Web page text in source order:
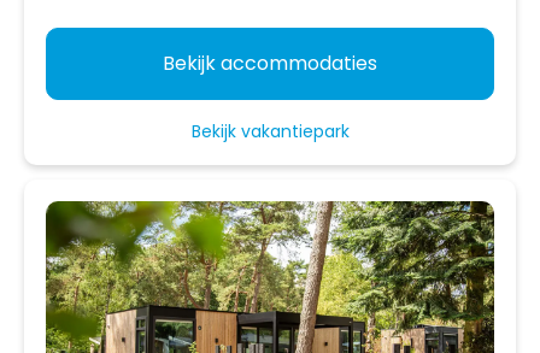
Bekijk accommodaties
Bekijk vakantiepark